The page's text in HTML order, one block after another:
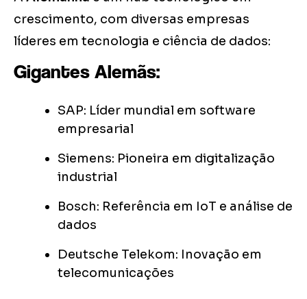
crescimento, com diversas empresas
líderes em tecnologia e ciência de dados:
Gigantes Alemãs:
SAP: Líder mundial em software
empresarial
Siemens: Pioneira em digitalização
industrial
Bosch: Referência em IoT e análise de
dados
Deutsche Telekom: Inovação em
telecomunicações